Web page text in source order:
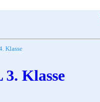
Klasse
3. Klasse